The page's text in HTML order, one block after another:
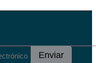
Enviar